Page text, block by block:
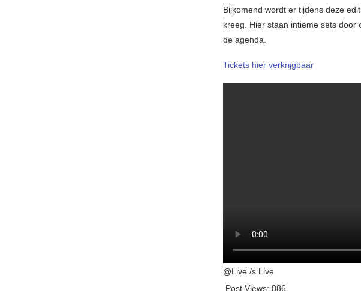
Bijkomend wordt er tijdens deze
kreeg. Hier staan intieme sets door
de agenda.
Tickets hier verkrijgbaar
@Live /s Live
Post Views: 886